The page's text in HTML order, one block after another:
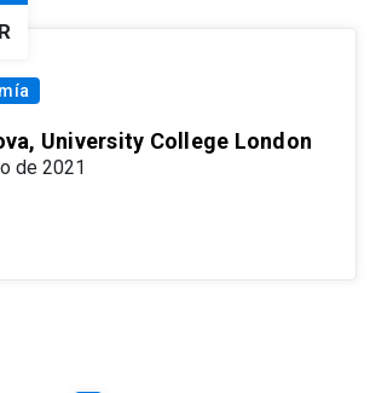
University College London
de 2021